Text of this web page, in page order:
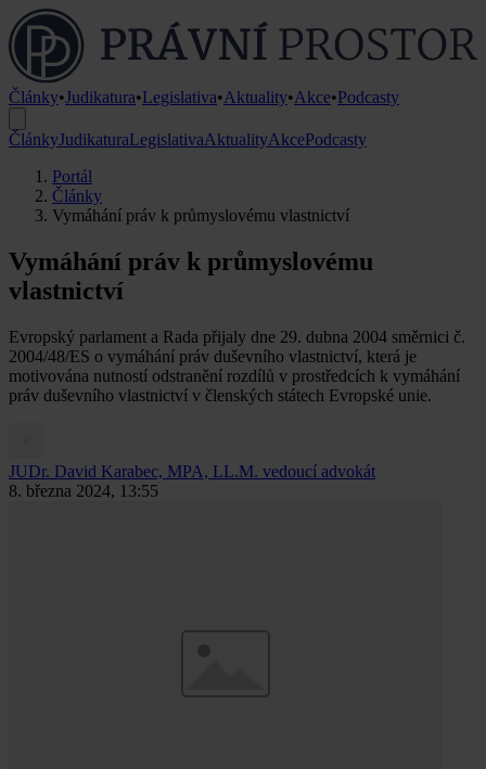
Články•Judikatura•Legislativa•Aktuality•Akce•Podcasty
ČlánkyJudikaturaLegislativaAktualityAkcePodcasty
Portál
Články
Vymáhání práv k průmyslovému vlastnictví
Vymáhání práv k průmyslovému
vlastnictví
Evropský parlament a Rada přijaly dne 29. dubna 2004 směrnici č.
2004/48/ES o vymáhání práv duševního vlastnictví, která je
motivována nutností odstranění rozdílů v prostředcích k vymáhání
práv duševního vlastnictví v členských státech Evropské unie.
JUDr. David Karabec, MPA, LL.M. vedoucí advokát
8. března 2024, 13:55